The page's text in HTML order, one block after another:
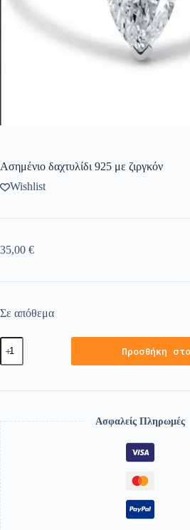
Ασημένιο δαχτυλίδι 925 με ζιργκόν
Wishlist
35,00 €
Σε απόθεμα
Προσθήκη
Ασφαλείς Πληρωμές